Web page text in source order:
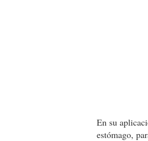
En su
estómago,